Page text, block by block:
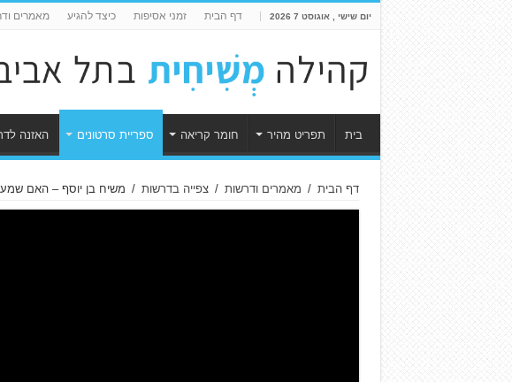
יום שישי , אוגוסט 7 2026 דף הבית זמני אסיפות כיצד להגיע מאמרים
בית תפריט מהיר חומר קריאה ספריית סרטונים האזנה
דף הבית / מאמרים ודרשות / צפייה בדרשות / משיח בן יוסף – האם